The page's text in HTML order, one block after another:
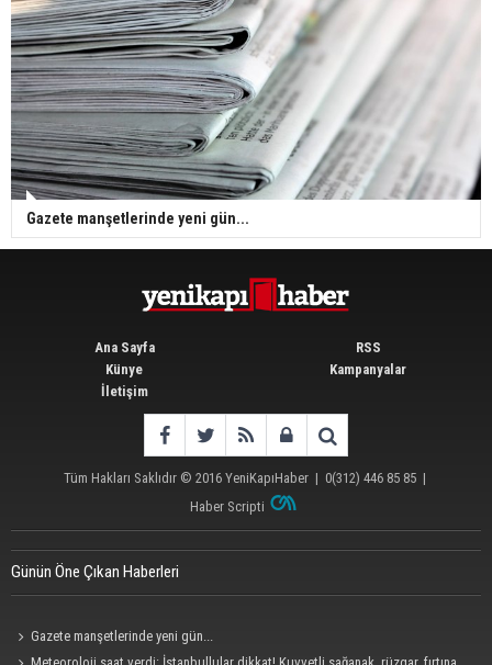
Gazete manşetlerinde yeni gün...
Ana Sayfa
Künye
İletişim
RSS
Kampanyalar
Tüm Hakları Saklıdır © 2016 YeniKapıHaber| 0(312) 446 85 85|
Haber Scripti
Günün Öne Çıkan Haberleri
Gazete manşetlerinde yeni gün...